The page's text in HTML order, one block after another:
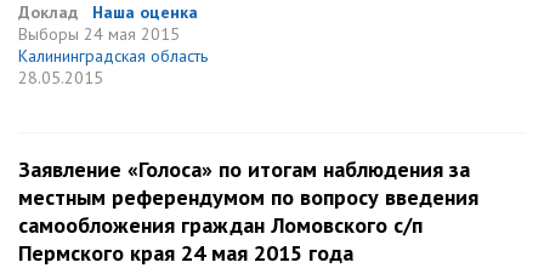
Доклад
Наша оценка
Выборы 24 мая 2015
Калининградская область
28.05.2015
Заявление «Голоса» по итогам наблюдения за
местным референдумом по вопросу введения
самообложения граждан Ломовского с/п
Пермского края 24 мая 2015 года